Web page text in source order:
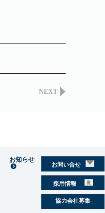
NEXT
お知らせ
お問い合せ
採用情報
協力会社募集